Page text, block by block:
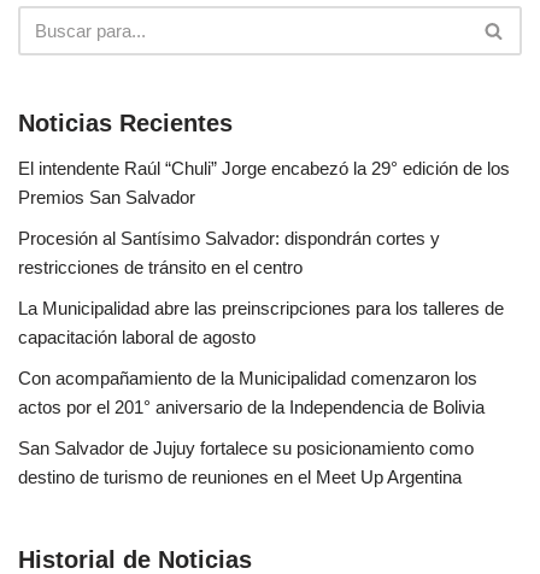
Noticias Recientes
El intendente Raúl “Chuli” Jorge encabezó la 29° edición de los
Premios San Salvador
Procesión al Santísimo Salvador: dispondrán cortes y
restricciones de tránsito en el centro
La Municipalidad abre las preinscripciones para los talleres de
capacitación laboral de agosto
Con acompañamiento de la Municipalidad comenzaron los
actos por el 201° aniversario de la Independencia de Bolivia
San Salvador de Jujuy fortalece su posicionamiento como
destino de turismo de reuniones en el Meet Up Argentina
Historial de Noticias